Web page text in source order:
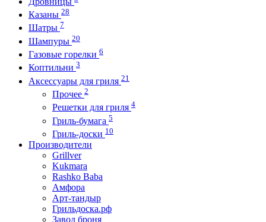
Казаны 28
Шатры 7
Шампуры 20
Газовые горелки 6
Коптильни 3
Аксессуары для гриля 21
Прочее 2
Решетки для гриля 4
Гриль-бумага 5
Гриль-доски 10
Производители
Grillver
Kukmara
Rashko Baba
Амфора
Арт-тандыр
Грильдоска.рф
Завод броня